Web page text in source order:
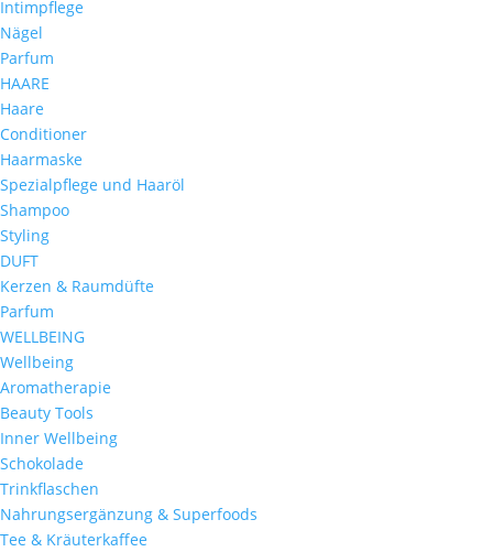
Intimpflege
Nägel
Parfum
HAARE
Haare
Conditioner
Haarmaske
Spezialpflege und Haaröl
Shampoo
Styling
DUFT
Kerzen & Raumdüfte
Parfum
WELLBEING
Wellbeing
Aromatherapie
Beauty Tools
Inner Wellbeing
Schokolade
Trinkflaschen
Nahrungsergänzung & Superfoods
Tee & Kräuterkaffee